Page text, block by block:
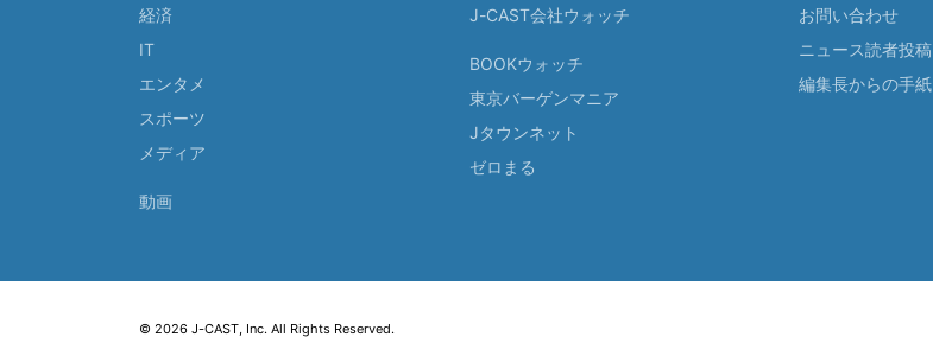
経済
IT
エンタメ
スポーツ
メディア
動画
J-CAST会社ウォッチ
BOOKウォッチ
東京バーゲンマニア
Jタウンネット
ゼロまる
お問い合わせ
ニュース読者投稿
編集長からの手紙
© 2026 J-CAST, Inc. All Rights Reserved.